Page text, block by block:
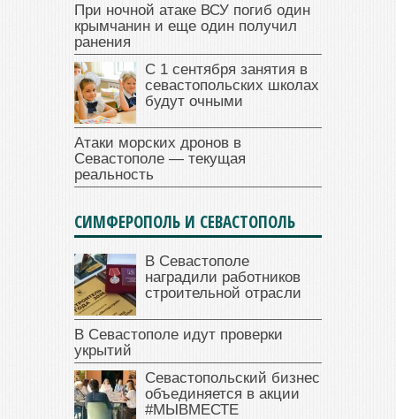
При ночной атаке ВСУ погиб один
крымчанин и еще один получил
ранения
С 1 сентября занятия в
севастопольских школах
будут очными
Атаки морских дронов в
Севастополе — текущая
реальность
СИМФЕРОПОЛЬ И СЕВАСТОПОЛЬ
В Севастополе
наградили работников
строительной отрасли
В Севастополе идут проверки
укрытий
Севастопольский бизнес
объединяется в акции
#МЫВМЕСТЕ